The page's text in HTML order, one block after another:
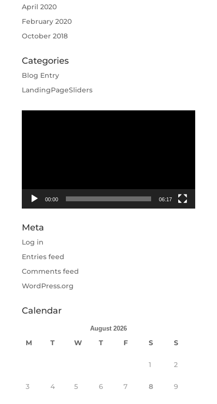
April 2020
February 2020
October 2018
Categories
Blog Entry
LandingPageSliders
00:00 06:17
Meta
Log in
Entries feed
Comments feed
WordPress.org
Calendar
August 2026
M T W T F S S
1 2
3 4 5 6 7 8 9